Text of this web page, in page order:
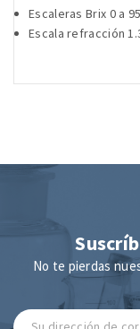
Escaleras Brix 0 a
Escala refracción
No te pierdas